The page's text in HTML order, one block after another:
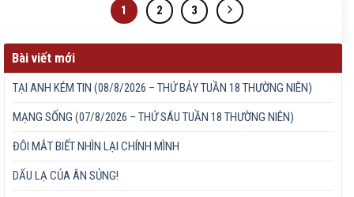
1 2 3
Bài viết mới
TẠI ANH KÉM TIN (08/8/2026 – THỨ BẢY TUẦN 18 THƯỜNG NIÊN)
MẠNG SỐNG (07/8/2026 – THỨ SÁU TUẦN 18 THƯỜNG NIÊN)
ĐÔI MẮT BIẾT NHÌN LẠI CHÍNH MÌNH
DẤU LẠ CỦA ÂN SỦNG!